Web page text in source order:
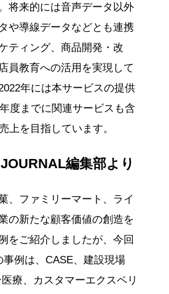
将来的には音声データ以外
や導線データなどとも連携
ティング、商品開発・改
員教育への活用を実現して
年には本サービスの提供
度までに関連サービスも含
上を目指しています。
編集部より
、ファミリーマート、ライ
の新たな顧客価値の創造を
をご紹介しましたが、今回
事例は、CASE、建設現場
療、カスタマーエクスペリ